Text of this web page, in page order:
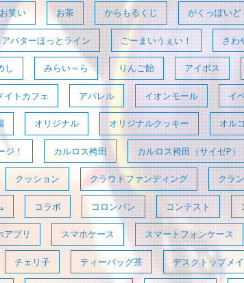
お笑い お茶 からもるくじ がくっぽいど
バターほっとライン ごーまいうぇい！ さわ
し みらい～ら りんご飴 アイボス
イトカフェ アパレル イオンモール イ
オリジナル オリジナルクッキー オル
ジ！ カルロス袴田 カルロス袴田（サイゼP）
クッション クラウドファンディング クラ
コラボ コロンバン コンテスト
アプリ スマホケース スマートフォンケース
チェリ子 ティーバッグ茶 デスクトップメ